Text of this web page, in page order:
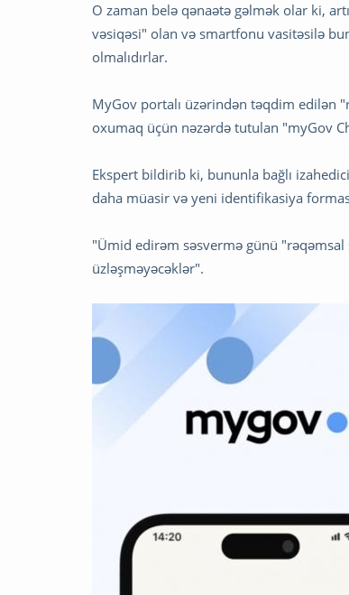
O zaman belə qənaətə gəlmək olar ki,
vəsiqəsi" olan və smartfonu vasitəsilə
olmalıdırlar.
MyGov portalı üzərindən təqdim edilən
oxumaq üçün nəzərdə tutulan "myGov
Ekspert bildirib ki, bununla bağlı
daha müasir və yeni identifikasiya
"Ümid edirəm səsvermə günü
üzləşməyəcəklər".